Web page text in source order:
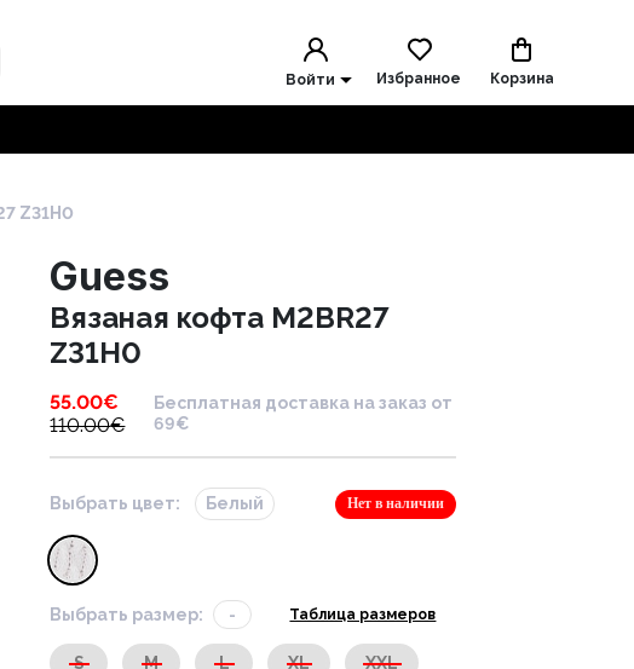
Войти Избранное Корзина
Z31H0
Guess
Вязаная кофта M2BR27
Z31H0
55.00€
110.00€
Бесплатная доставка на заказ от
69€
Выбрать цвет: Белый Нет в наличии
Выбрать размер: - Таблица размеров
S M L XL XXL